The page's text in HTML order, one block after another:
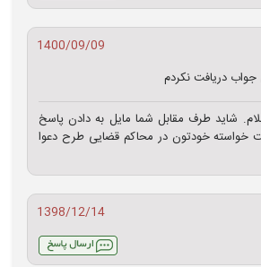
1400/09/09
جواب دریافت نکردم
شاید طرف مقابل شما مایل به دادن پاسخ
خواسته خودتون در محاکم قضایی طرح دعوا
1398/12/14